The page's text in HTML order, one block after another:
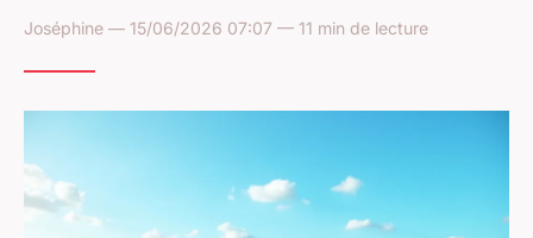
Joséphine — 15/06/2026 07:07 — 11 min de lecture